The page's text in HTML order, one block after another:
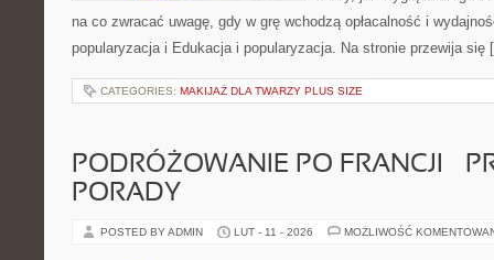
na co zwracać uwagę, gdy w grę wchodzą opłacalność i
popularyzacja i Edukacja i popularyzacja. Na stronie przewija
CATEGORIES: MAKIJAŻ DLA TWARZY PLUS SIZE
PODRÓŻOWANIE PO FRANCJI –
PORADY
POSTED BY ADMIN LUT - 11 - 2026 MOŻLIWOŚĆ